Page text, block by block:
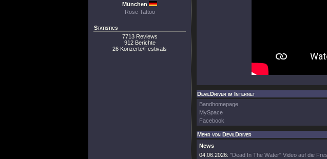
München
Rose Tattoo
Statistics
7713 Reviews
912 Berichte
26 Konzerte/Festivals
DevilDriver im Internet
Bandhomepage
MySpace
Facebook
Mehr von DevilDriver
News
04.06.2026: "Dead In The Water" Video auf die